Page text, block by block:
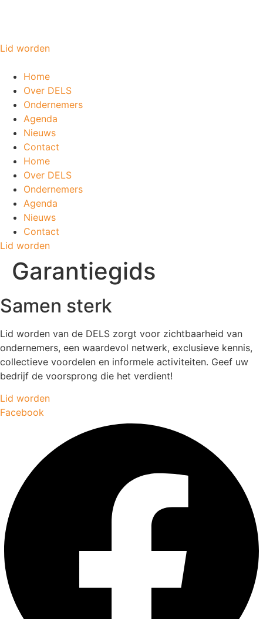
Lid worden
Home
Over DELS
Ondernemers
Agenda
Nieuws
Contact
Home
Over DELS
Ondernemers
Agenda
Nieuws
Contact
Lid worden
Garantiegids
Samen sterk
Lid worden van de DELS zorgt voor zichtbaarheid van
ondernemers, een waardevol netwerk, exclusieve kennis,
collectieve voordelen en informele activiteiten. Geef uw
bedrijf de voorsprong die het verdient!
Lid worden
Facebook